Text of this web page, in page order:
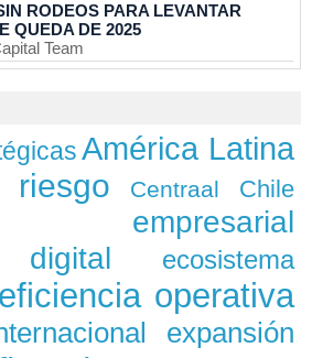
RODEOS PARA LEVANTAR
QUEDA DE 2025
Team
América Latina
Centraal Chile
empresarial
digital
ecosistema
eficiencia operativa
expansión